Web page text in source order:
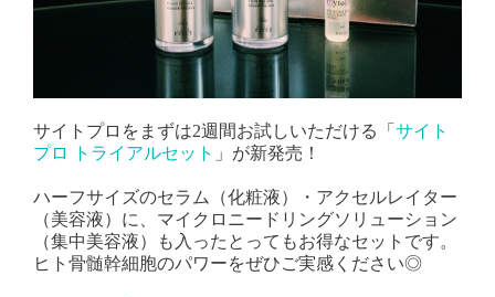
サイトプロをまずは2週間お試しいただける「 サイト
プロ トライアルセット 」が新発売！
ハーフサイズのセラム（化粧液）・アクセルレイター
（美容液）に、マイクロニードリングソリューション
（集中美容液）も入ったとってもお得なセットです。
ヒト骨髄幹細胞のパワーをぜひご実感ください◎